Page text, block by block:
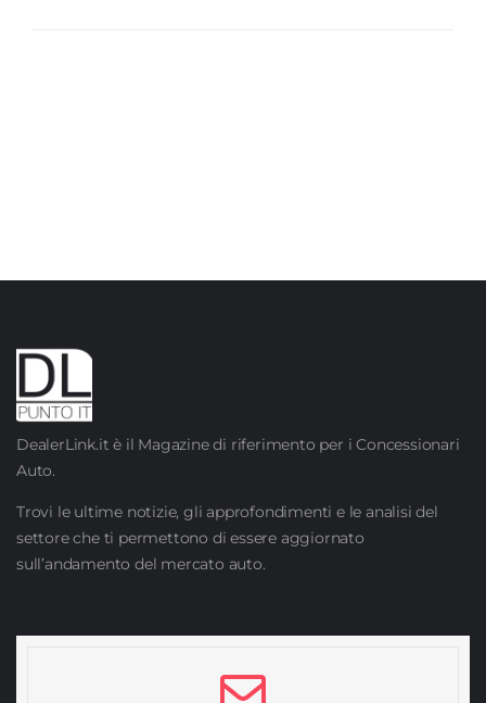
DealerLink.it è il Magazine di riferimento per i Concessionari
Auto.
Trovi le ultime notizie, gli approfondimenti e le analisi del
settore che ti permettono di essere aggiornato
sull’andamento del mercato auto.